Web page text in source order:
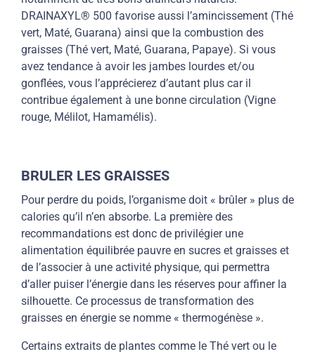
DRAINAXYL® 500 favorise aussi l’amincissement (Thé
vert, Maté, Guarana) ainsi que la combustion des
graisses (Thé vert, Maté, Guarana, Papaye). Si vous
avez tendance à avoir les jambes lourdes et/ou
gonflées, vous l’apprécierez d’autant plus car il
contribue également à une bonne circulation (Vigne
rouge, Mélilot, Hamamélis).
BRULER LES GRAISSES
Pour perdre du poids, l’organisme doit « brûler » plus de
calories qu’il n’en absorbe. La première des
recommandations est donc de privilégier une
alimentation équilibrée pauvre en sucres et graisses et
de l’associer à une activité physique, qui permettra
d’aller puiser l’énergie dans les réserves pour affiner la
silhouette. Ce processus de transformation des
graisses en énergie se nomme « thermogénèse ».
Certains extraits de plantes comme le Thé vert ou le